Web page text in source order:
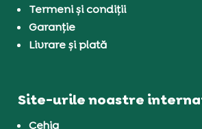
Termeni și condiții
Garanție
Livrare și plată
Site-urile noastre
Cehia